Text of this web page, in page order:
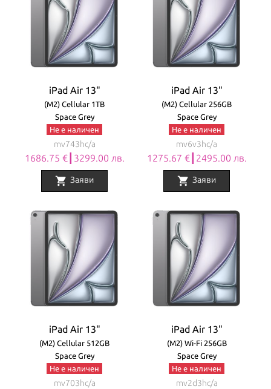
iPad Air 13"
(M2) Cellular 1TB
Space Grey
Не е наличен
mv743hc/a
1686.75 €┃3299.00 лв.
shopping_cart Заяви
iPad Air 13"
(M2) Cellular 256GB
Space Grey
Не е наличен
mv6v3hc/a
1275.67 €┃2495.00 лв.
shopping_cart Заяви
iPad Air 13"
(M2) Cellular 512GB
Space Grey
Не е наличен
mv703hc/a
iPad Air 13"
(M2) Wi-Fi 256GB
Space Grey
Не е наличен
mv2d3hc/a